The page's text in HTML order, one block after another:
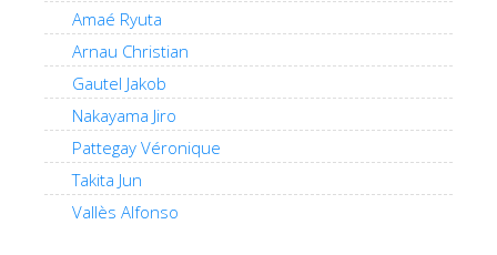
Amaé Ryuta
Arnau Christian
Gautel Jakob
Nakayama Jiro
Pattegay Véronique
Takita Jun
Vallès Alfonso